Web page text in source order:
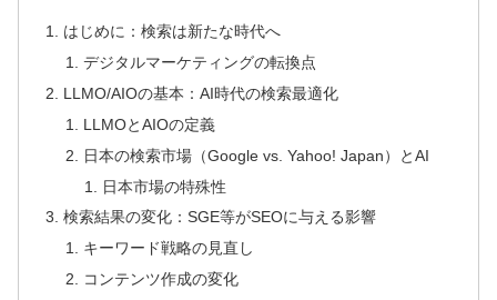
はじめに：検索は新たな時代へ
デジタルマーケティングの転換点
LLMO/AIOの基本：AI時代の検索最適化
LLMOとAIOの定義
日本の検索市場（Google vs. Yahoo! Japan）とAI
日本市場の特殊性
検索結果の変化：SGE等がSEOに与える影響
キーワード戦略の見直し
コンテンツ作成の変化